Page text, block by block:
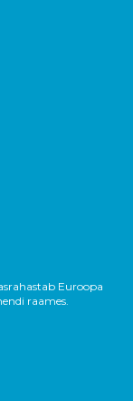
Euroopa
raames.